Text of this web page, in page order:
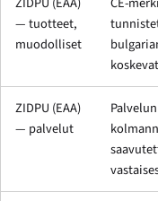
— tuotteet,
muodolliset
ZIDPU (EAA)
— palvelut